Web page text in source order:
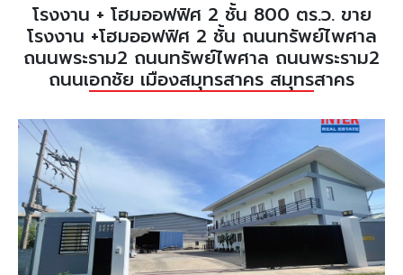
โรงงาน + โฮมออฟฟิศ 2 ชั้น 800 ตร.ว. ขาย
โรงงาน +โฮมออฟฟิศ 2 ชั้น ถนนทรัพย์ไพศาล
ถนนพระราม2 ถนนทรัพย์ไพศาล ถนนพระราม2
ถนนเอกชัย เมืองสมุทรสาคร สมุทรสาคร